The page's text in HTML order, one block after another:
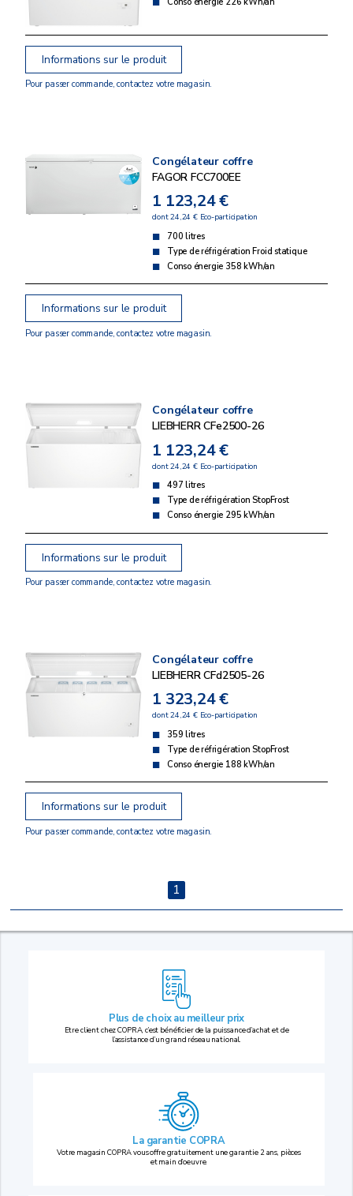
Informations sur le produit
Pour passer commande, contactez votre magasin.
Congélateur coffre
FAGOR FCC700EE
1 123,24 €
dont 24,24 € Eco-participation
700 litres
Type de réfrigération Froid statique
Conso énergie 358 kWh/an
Informations sur le produit
Pour passer commande, contactez votre magasin.
Congélateur coffre
LIEBHERR CFe2500-26
1 123,24 €
dont 24,24 € Eco-participation
497 litres
Type de réfrigération StopFrost
Conso énergie 295 kWh/an
Informations sur le produit
Pour passer commande, contactez votre magasin.
Congélateur coffre
LIEBHERR CFd2505-26
1 323,24 €
dont 24,24 € Eco-participation
359 litres
Type de réfrigération StopFrost
Conso énergie 188 kWh/an
Informations sur le produit
Pour passer commande, contactez votre magasin.
1
Plus de choix au meilleur prix
Etre client chez COPRA, c’est bénéficier de la puissance d’achat et de
l’assistance d’un grand réseau national.
La garantie COPRA
Votre magasin COPRA vous offre gratuitement une garantie 2 ans, pièces
et main d’oeuvre.